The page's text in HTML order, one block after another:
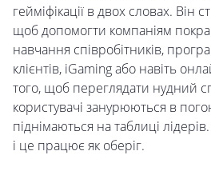
гейміфікації в двох словах. Він
щоб допомогти компаніям
навчання співробітників,
клієнтів, iGaming або навіть
того, щоб переглядати нудний
користувачі занурюються в
піднімаються на таблиці
і це працює як оберіг.